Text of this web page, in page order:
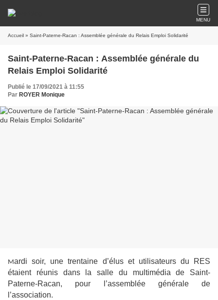
MENU
Accueil » Saint-Paterne-Racan : Assemblée générale du Relais Emploi Solidarité
Saint-Paterne-Racan : Assemblée générale du
Relais Emploi Solidarité
Publié le 17/09/2021 à 11:55
Par ROYER Monique
Mardi soir, une trentaine d’élus et utilisateurs du RES
étaient réunis dans la salle du multimédia de Saint-
Paterne-Racan, pour l’assemblée générale de
l’association.